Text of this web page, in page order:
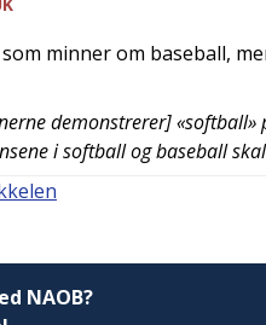
minner om baseball,
demonstrerer] «softball»
i softball og baseball
NAOB?